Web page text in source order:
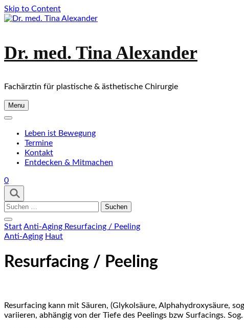
Skip to Content
Dr. med. Tina Alexander
Fachärztin für plastische & ästhetische Chirurgie
Menu
Leben ist Bewegung
Termine
Kontakt
Entdecken & Mitmachen
0
Suchen
StartAnti-Aging Resurfacing / Peeling
Anti-Aging Haut
Resurfacing / Peeling
Resurfacing kann mit Säuren, (Glykolsäure, Alphahydroxysäure,
variieren, abhängig von der Tiefe des Peelings bzw Surfacings.